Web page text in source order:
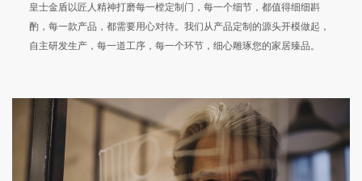
皇士金盾以匠人精神打磨每一樘定制门，每一个细节，都值得细细斟
酌，每一款产品，都需要用心对待。我们从产品定制的源头开模做起，
自主研发生产，每一道工序，每一个环节，细心雕琢您的家居臻品。